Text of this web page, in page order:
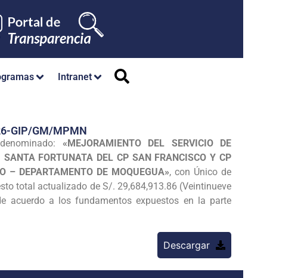
Intranet
GIP/GM/MPMN
«MEJORAMIENTO DEL SERVICIO DE
FORTUNATA DEL CP SAN FRANCISCO Y CP
– DEPARTAMENTO DE MOQUEGUA», con Único de
total actualizado de S/. 29,684,913.86 (Veintinueve
acuerdo a los fundamentos expuestos en la parte
Descargar